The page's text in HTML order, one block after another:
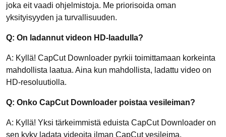
joka eit vaadi ohjelmistoja. Me priorisoida oman
yksityisyyden ja turvallisuuden.
Q: On ladannut videon HD-laadulla?
A: Kyllä! CapCut Downloader pyrkii toimittamaan korkeinta
mahdollista laatua. Aina kun mahdollista, ladattu video on
HD-resoluutiolla.
Q: Onko CapCut Downloader poistaa vesileiman?
A: Kyllä! Yksi tärkeimmistä eduista CapCut Downloader on
sen kyky ladata videoita ilman CapCut vesileima.